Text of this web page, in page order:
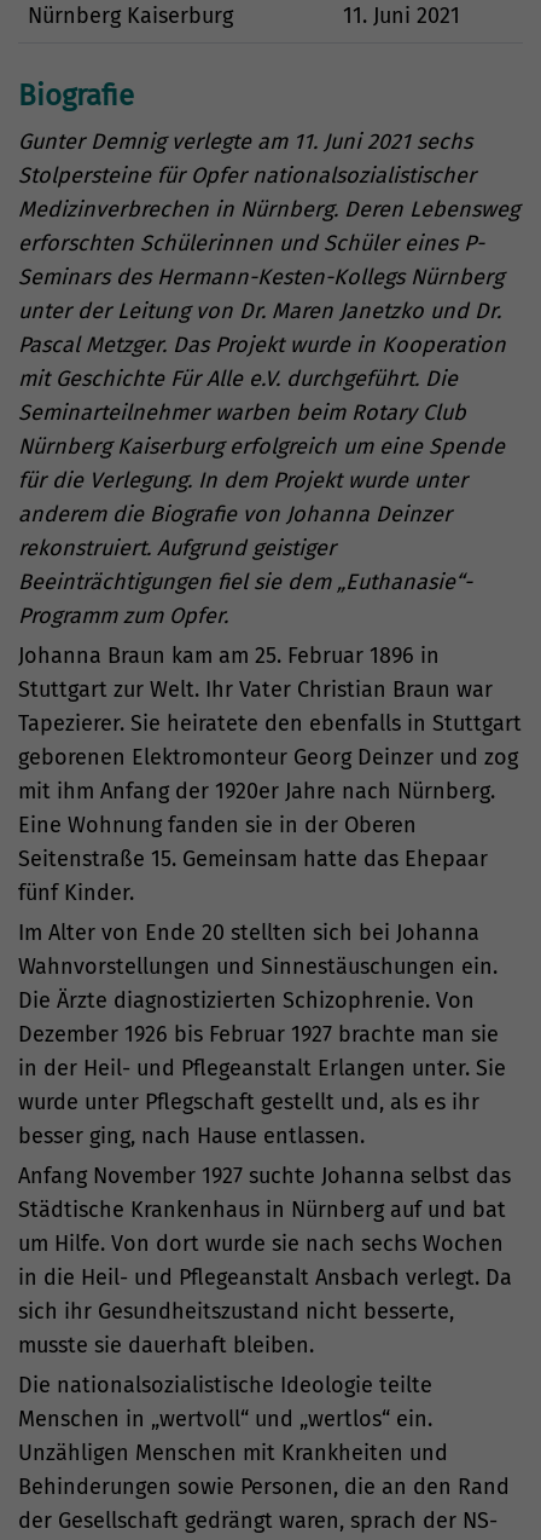
Nürnberg Kaiserburg
11. Juni 2021
Biografie
Gunter Demnig verlegte am 11. Juni 2021 sechs
Stolpersteine für Opfer nationalsozialistischer
Medizinverbrechen in Nürnberg. Deren Lebensweg
erforschten Schülerinnen und Schüler eines P-
Seminars des Hermann-Kesten-Kollegs Nürnberg
unter der Leitung von Dr. Maren Janetzko und Dr.
Pascal Metzger. Das Projekt wurde in Kooperation
mit Geschichte Für Alle e.V. durchgeführt. Die
Seminarteilnehmer warben beim Rotary Club
Nürnberg Kaiserburg erfolgreich um eine Spende
für die Verlegung. In dem Projekt wurde unter
anderem die Biografie von Johanna Deinzer
rekonstruiert. Aufgrund geistiger
Beeinträchtigungen fiel sie dem „Euthanasie“-
Programm zum Opfer.
Johanna Braun kam am 25. Februar 1896 in
Stuttgart zur Welt. Ihr Vater Christian Braun war
Tapezierer. Sie heiratete den ebenfalls in Stuttgart
geborenen Elektromonteur Georg Deinzer und zog
mit ihm Anfang der 1920er Jahre nach Nürnberg.
Eine Wohnung fanden sie in der Oberen
Seitenstraße 15. Gemeinsam hatte das Ehepaar
fünf Kinder.
Im Alter von Ende 20 stellten sich bei Johanna
Wahnvorstellungen und Sinnestäuschungen ein.
Die Ärzte diagnostizierten Schizophrenie. Von
Dezember 1926 bis Februar 1927 brachte man sie
in der Heil- und Pflegeanstalt Erlangen unter. Sie
wurde unter Pflegschaft gestellt und, als es ihr
besser ging, nach Hause entlassen.
Anfang November 1927 suchte Johanna selbst das
Städtische Krankenhaus in Nürnberg auf und bat
um Hilfe. Von dort wurde sie nach sechs Wochen
in die Heil- und Pflegeanstalt Ansbach verlegt. Da
sich ihr Gesundheitszustand nicht besserte,
musste sie dauerhaft bleiben.
Die nationalsozialistische Ideologie teilte
Menschen in „wertvoll“ und „wertlos“ ein.
Unzähligen Menschen mit Krankheiten und
Behinderungen sowie Personen, die an den Rand
der Gesellschaft gedrängt waren, sprach der NS-